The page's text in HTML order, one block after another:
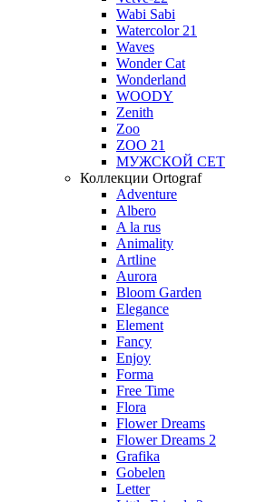
Wabi Sabi
Watercolor 21
Waves
Wonder Cat
Wonderland
WOODY
Zenith
Zoo
ZOO 21
МУЖСКОЙ СЕТ
Коллекции Ortograf
Adventure
Albero
A la rus
Animality
Artline
Aurora
Bloom Garden
Elegance
Element
Fancy
Enjoy
Forma
Free Time
Flora
Flower Dreams
Flower Dreams 2
Grafika
Gobelen
Letter